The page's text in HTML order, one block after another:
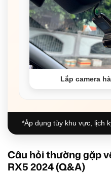
Lắp camera
*Áp dụng tùy khu vực, lịch
Câu hỏi thường gặp
RX5 2024 (Q&A)